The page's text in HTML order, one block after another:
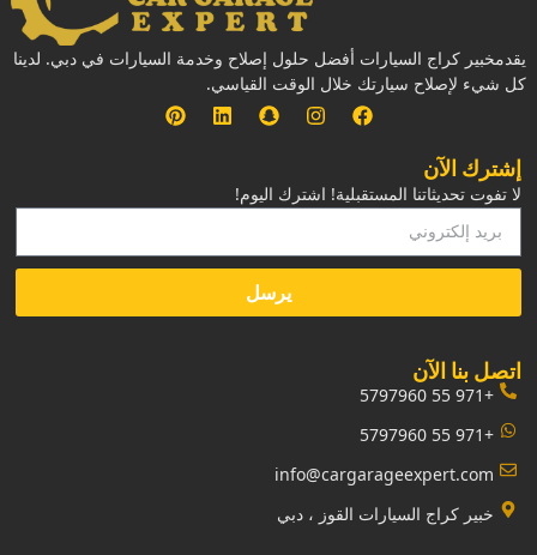
يقدمخبير كراج السيارات أفضل حلول إصلاح وخدمة السيارات في دبي. لدينا
كل شيء لإصلاح سيارتك خلال الوقت القياسي.
إشترك الآن
لا تفوت تحديثاتنا المستقبلية! اشترك اليوم!
يرسل
‏اتصل بنا الآن‏
+971 55 5797960
+971 55 5797960
info@cargarageexpert.com
‏خبير كراج السيارات القوز ، دبي‏